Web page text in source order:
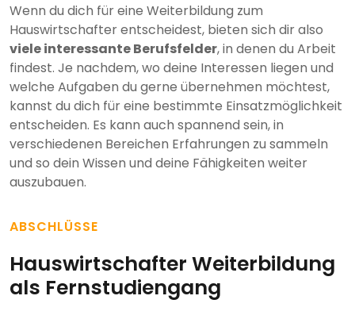
Wenn du dich für eine Weiterbildung zum
Hauswirtschafter entscheidest, bieten sich dir also
viele interessante Berufsfelder, in denen du Arbeit
findest. Je nachdem, wo deine Interessen liegen und
welche Aufgaben du gerne übernehmen möchtest,
kannst du dich für eine bestimmte Einsatzmöglichkeit
entscheiden. Es kann auch spannend sein, in
verschiedenen Bereichen Erfahrungen zu sammeln
und so dein Wissen und deine Fähigkeiten weiter
auszubauen.
ABSCHLÜSSE
Hauswirtschafter Weiterbildung
als Fernstudiengang